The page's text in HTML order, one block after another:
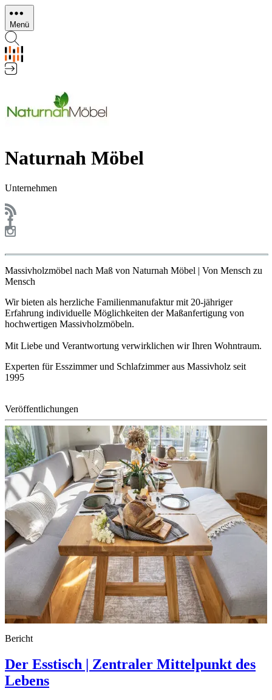
Direkt
zum
Inhalt
Menü
Naturnah Möbel
Unternehmen
Massivholzmöbel nach Maß von Naturnah Möbel | Von Mensch zu
Mensch
Wir bieten als herzliche Familienmanufaktur mit 20-jähriger
Erfahrung individuelle Möglichkeiten der Maßanfertigung von
hochwertigen Massivholzmöbeln.
Mit Liebe und Verantwortung verwirklichen wir Ihren Wohntraum.
Experten für Esszimmer und Schlafzimmer aus Massivholz seit
1995
Veröffentlichungen
Bericht
Der Esstisch | Zentraler Mittelpunkt des
Lebens